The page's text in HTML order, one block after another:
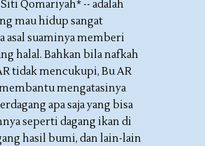
Qomariyah* -- adalah
mau hidup sangat
asal suaminya memberi
halal. Bahkan bila nafkah
tidak mencukupi, Bu AR
mengatasinya
apa saja yang bisa
seperti dagang ikan di
hasil bumi, dan lain-lain